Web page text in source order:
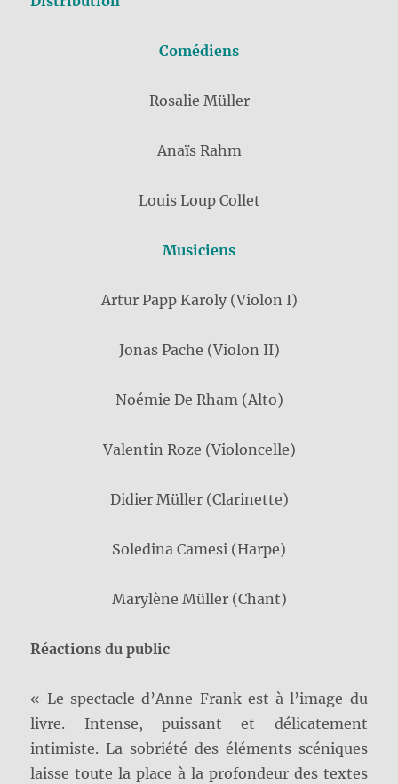
Comédiens
Rosalie Müller
Anaïs Rahm
Louis Loup Collet
Musiciens
Artur Papp Karoly (Violon I)
Jonas Pache (Violon II)
Noémie De Rham (Alto)
Valentin Roze (Violoncelle)
Didier Müller (Clarinette)
Soledina Camesi (Harpe)
Marylène Müller (Chant)
Réactions du public
« Le spectacle d’Anne Frank est à l’image du
livre. Intense, puissant et délicatement
intimiste. La sobriété des éléments scéniques
laisse toute la place à la profondeur des textes